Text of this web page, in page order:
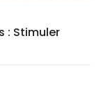
: Stimuler